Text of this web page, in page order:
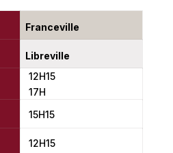
Franceville
Libreville
12H15
17H
15H15
12H15